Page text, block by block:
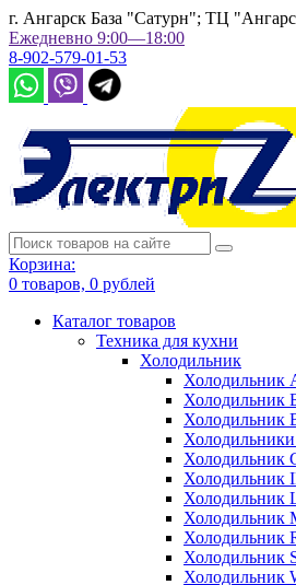
г. Ангарск База "Сатурн"; ТЦ
Ежедневно 9:00—18:00
8-902-579-01-53
Корзина:
0 товаров, 0 рублей
Каталог товаров
Техника для кухни
Холодильник
Холодильник
Холодильник
Холодильник
Холодильник
Холодильник
Холодильник
Холодильник
Холодильник